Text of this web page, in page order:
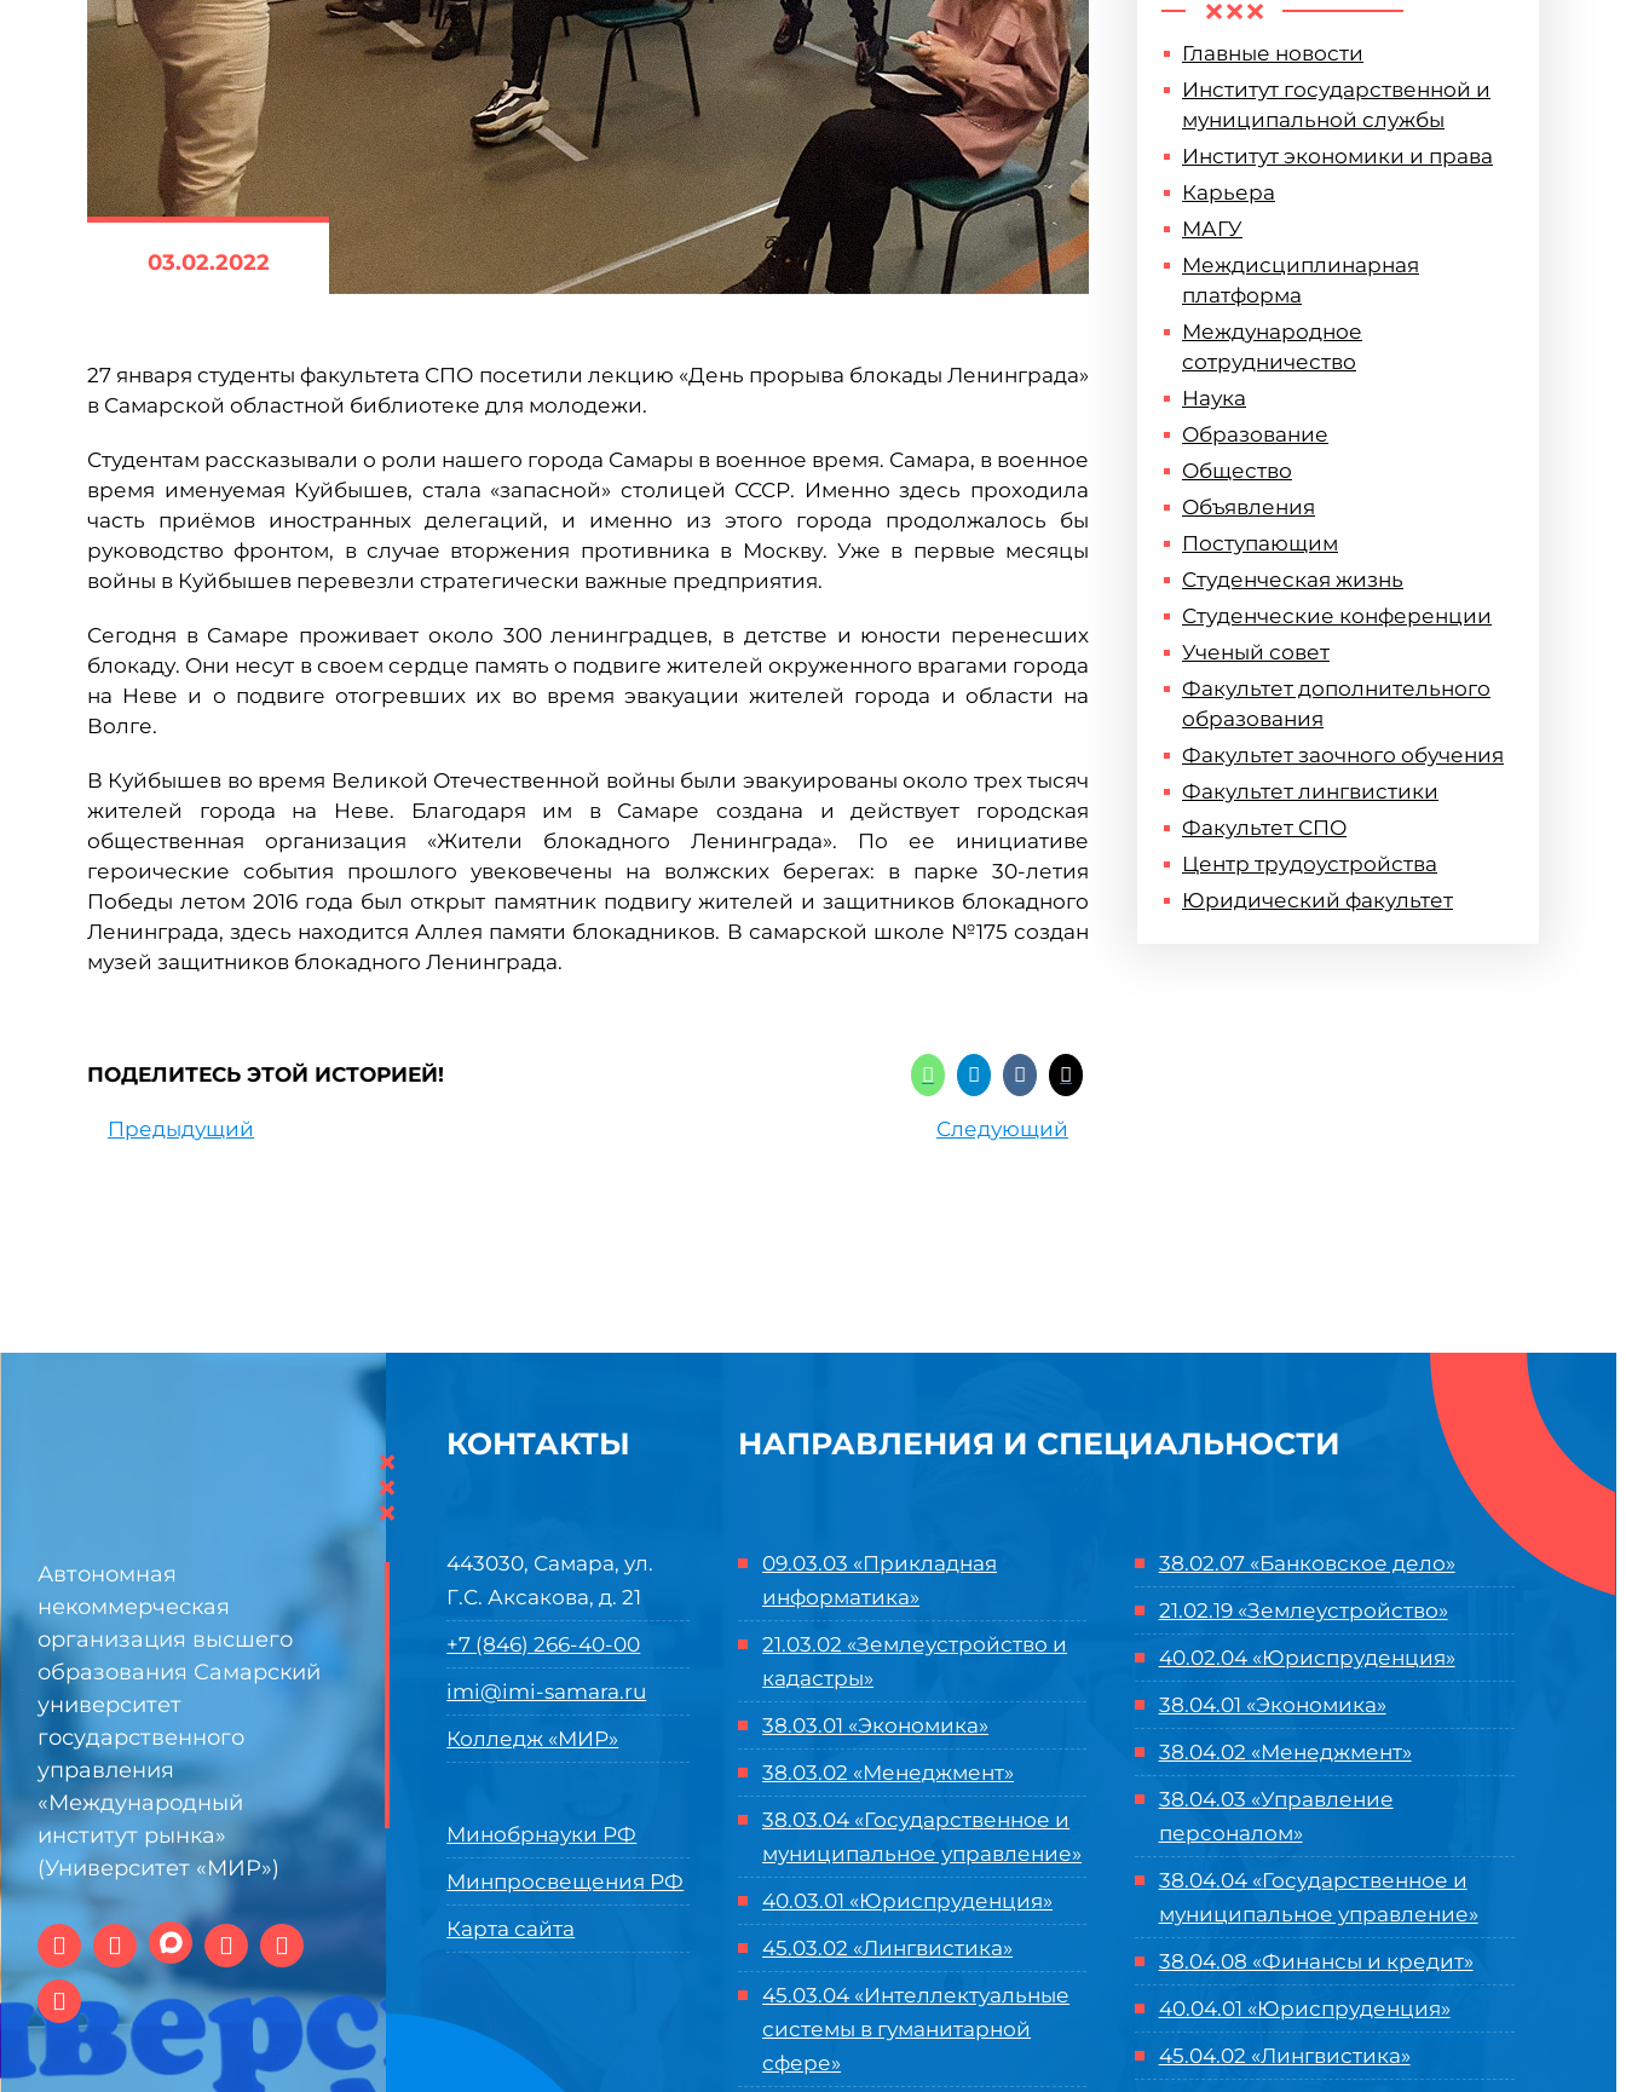
03.02.2022
27 января студенты факультета СПО посетили лекцию «День прорыва блокады Ленинграда»
в Самарской областной библиотеке для молодежи.
Студентам рассказывали о роли нашего города Самары в военное время. Самара, в военное
время именуемая Куйбышев, стала «запасной» столицей СССР. Именно здесь проходила
часть приёмов иностранных делегаций, и именно из этого города продолжалось бы
руководство фронтом, в случае вторжения противника в Москву. Уже в первые месяцы
войны в Куйбышев перевезли стратегически важные предприятия.
Сегодня в Самаре проживает около 300 ленинградцев, в детстве и юности перенесших
блокаду. Они несут в своем сердце память о подвиге жителей окруженного врагами города
на Неве и о подвиге отогревших их во время эвакуации жителей города и области на
Волге.
В Куйбышев во время Великой Отечественной войны были эвакуированы около трех тысяч
жителей города на Неве. Благодаря им в Самаре создана и действует городская
общественная организация «Жители блокадного Ленинграда». По ее инициативе
героические события прошлого увековечены на волжских берегах: в парке 30-летия
Победы летом 2016 года был открыт памятник подвигу жителей и защитников блокадного
Ленинграда, здесь находится Аллея памяти блокадников. В самарской школе №175 создан
музей защитников блокадного Ленинграда.
ПОДЕЛИТЕСЬ ЭТОЙ ИСТОРИЕЙ!
Предыдущий Следующий
Главные новости
Институт государственной и
муниципальной службы
Институт экономики и права
Карьера
МАГУ
Междисциплинарная
платформа
Международное
сотрудничество
Наука
Образование
Общество
Объявления
Поступающим
Студенческая жизнь
Студенческие конференции
Ученый совет
Факультет дополнительного
образования
Факультет заочного обучения
Факультет лингвистики
Факультет СПО
Центр трудоустройства
Юридический факультет
Автономная
некоммерческая
организация высшего
образования Самарский
университет
государственного
управления
«Международный
институт рынка»
(Университет «МИР»)
×
×
×
КОНТАКТЫ
443030, Самара, ул.
Г.С. Аксакова, д. 21
+7 (846) 266-40-00
imi@imi-samara.ru
Колледж «МИР»
Минобрнауки РФ
Минпросвещения РФ
Карта сайта
НАПРАВЛЕНИЯ И СПЕЦИАЛЬНОСТИ
09.03.03 «Прикладная
информатика»
21.03.02 «Землеустройство и
кадастры»
38.03.01 «Экономика»
38.03.02 «Менеджмент»
38.03.04 «Государственное и
муниципальное управление»
40.03.01 «Юриспруденция»
45.03.02 «Лингвистика»
45.03.04 «Интеллектуальные
системы в гуманитарной
сфере»
38.02.07 «Банковское дело»
21.02.19 «Землеустройство»
40.02.04 «Юриспруденция»
38.04.01 «Экономика»
38.04.02 «Менеджмент»
38.04.03 «Управление
персоналом»
38.04.04 «Государственное и
муниципальное управление»
38.04.08 «Финансы и кредит»
40.04.01 «Юриспруденция»
45.04.02 «Лингвистика»